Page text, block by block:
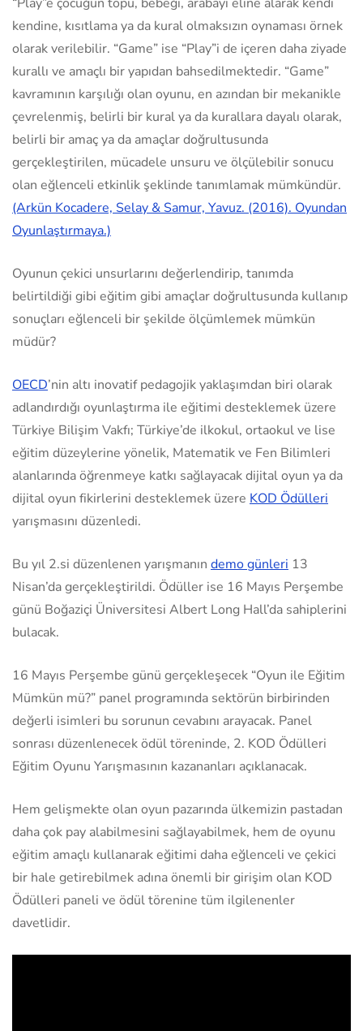
kendine, kısıtlama ya da kural olmaksızın oynaması örnek
olarak verilebilir. “Game” ise “Play”i de içeren daha ziyade
kurallı ve amaçlı bir yapıdan bahsedilmektedir. “Game”
kavramının karşılığı olan oyunu, en azından bir mekanikle
çevrelenmiş, belirli bir kural ya da kurallara dayalı olarak,
belirli bir amaç ya da amaçlar doğrultusunda
gerçekleştirilen, mücadele unsuru ve ölçülebilir sonucu
olan eğlenceli etkinlik şeklinde tanımlamak mümkündür.
(Arkün Kocadere, Selay & Samur, Yavuz. (2016). Oyundan
Oyunlaştırmaya.)
Oyunun çekici unsurlarını değerlendirip, tanımda
belirtildiği gibi eğitim gibi amaçlar doğrultusunda kullanıp
sonuçları eğlenceli bir şekilde ölçümlemek mümkün
müdür?
OECD’nin altı inovatif pedagojik yaklaşımdan biri olarak
adlandırdığı oyunlaştırma ile eğitimi desteklemek üzere
Türkiye Bilişim Vakfı; Türkiye’de ilkokul, ortaokul ve lise
eğitim düzeylerine yönelik, Matematik ve Fen Bilimleri
alanlarında öğrenmeye katkı sağlayacak dijital oyun ya da
dijital oyun fikirlerini desteklemek üzere KOD Ödülleri
yarışmasını düzenledi.
Bu yıl 2.si düzenlenen yarışmanın demo günleri 13
Nisan’da gerçekleştirildi. Ödüller ise 16 Mayıs Perşembe
günü Boğaziçi Üniversitesi Albert Long Hall’da sahiplerini
bulacak.
16 Mayıs Perşembe günü gerçekleşecek “Oyun ile Eğitim
Mümkün mü?” panel programında sektörün birbirinden
değerli isimleri bu sorunun cevabını arayacak. Panel
sonrası düzenlenecek ödül töreninde, 2. KOD Ödülleri
Eğitim Oyunu Yarışmasının kazananları açıklanacak.
Hem gelişmekte olan oyun pazarında ülkemizin pastadan
daha çok pay alabilmesini sağlayabilmek, hem de oyunu
eğitim amaçlı kullanarak eğitimi daha eğlenceli ve çekici
bir hale getirebilmek adına önemli bir girişim olan KOD
Ödülleri paneli ve ödül törenine tüm ilgilenenler
davetlidir.